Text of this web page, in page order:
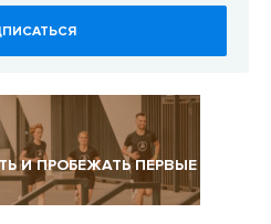
И ПРОБЕЖАТЬ ПЕРВЫЕ